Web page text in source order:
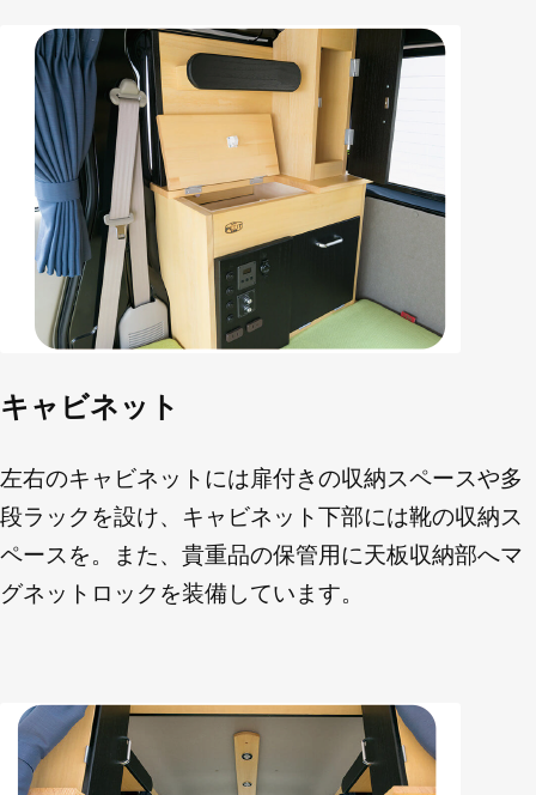
キャビネット
左右のキャビネットには扉付きの収納スペースや多
段ラックを設け、キャビネット下部には靴の収納ス
ペースを。また、貴重品の保管用に天板収納部へマ
グネットロックを装備しています。